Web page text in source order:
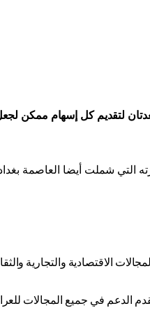
لتقديم كل إسهام ممكن
التي شملت أيضا العاصمة
الاقتصادية والتجارية
الدعم في جميع المجالات